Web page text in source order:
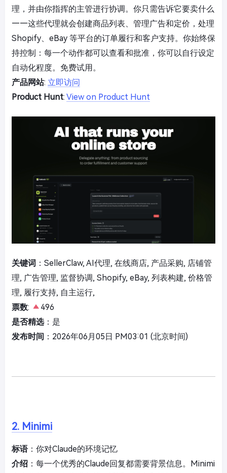
理，并由你指挥的主管进行协调。你只需告诉它要卖什么
——这些代理就会创建商品列表、管理广告和定价，处理
Shopify、eBay 等平台的订单履行和客户支持。你始终保
持控制：每一个动作都可以查看和批准，你可以自行设定
自动化程度。免费试用。
产品网站: 立即访问
Product Hunt: View on Product Hunt
关键词 ：SellerClaw, AI代理, 在线商店, 产品采购, 店铺管
理, 广告管理, 监督协调, Shopify, eBay, 列表构建, 价格管
理, 履行支持, 自主运行,
票数:
496
是否精选：是
发布时间 ：2026年06月05日 PM03:01 (北京时间)
2. Minimi
标语：你对Claude的环境记忆
介绍 ：每一个优秀的Claude回复都需要背景信息。Minimi